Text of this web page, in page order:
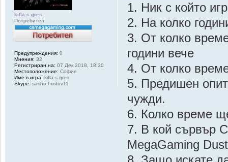
1. Ник с който
2. На колко
3. От колко
години вече
4. От колко
5. Предишен
чужди.
6. Колко време
7. В кой сървър
MegaGaming
kifla s gres
Потребител
Предупреждения: 0
Мнения: 32
Регистриран на: 07 Дек 2018, 18:30
Местоположение: София
Име в игра: kifla s gres
Skype: sasho.hristov11